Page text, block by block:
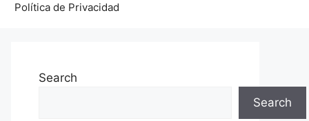
Política de Privacidad
Search
Search